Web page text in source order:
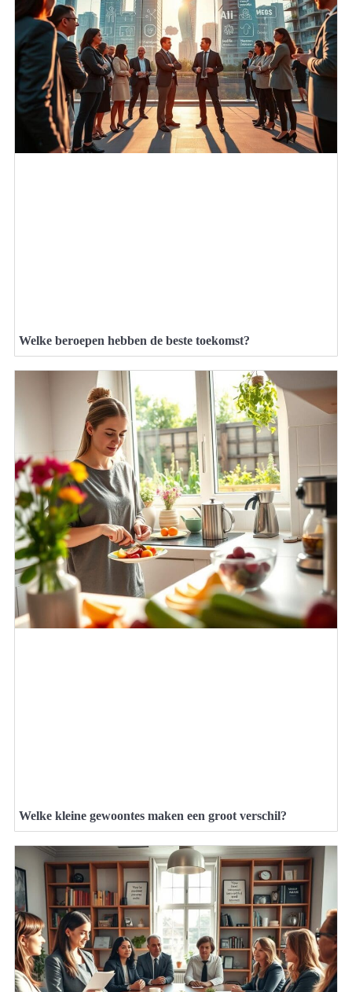
Welke beroepen hebben de beste toekomst?
Welke kleine gewoontes maken een groot verschil?